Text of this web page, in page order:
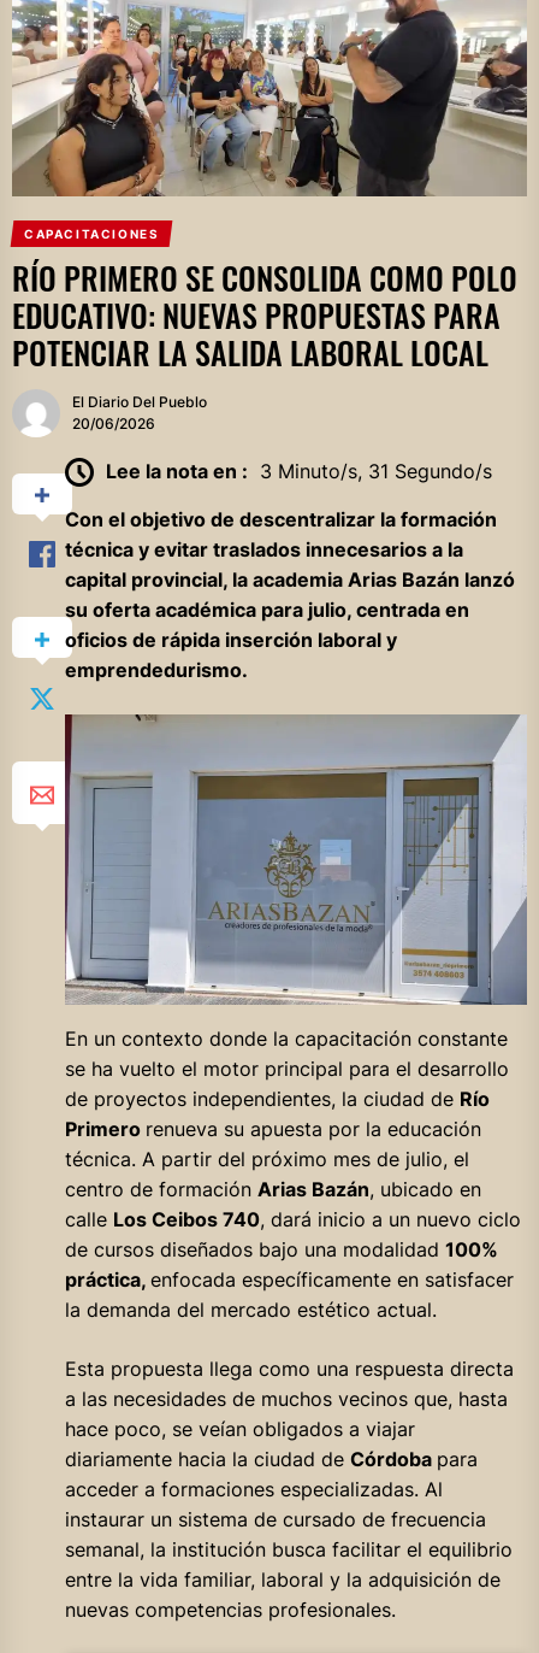
CAPACITACIONES
RÍO PRIMERO SE CONSOLIDA COMO POLO
EDUCATIVO: NUEVAS PROPUESTAS PARA
POTENCIAR LA SALIDA LABORAL LOCAL
El Diario Del Pueblo
20/06/2026
Lee la nota en : 3 Minuto/s, 31 Segundo/s
Con el objetivo de descentralizar la formación
técnica y evitar traslados innecesarios a la
capital provincial, la academia Arias Bazán lanzó
su oferta académica para julio, centrada en
oficios de rápida inserción laboral y
emprendedurismo.
En un contexto donde la capacitación constante
se ha vuelto el motor principal para el desarrollo
de proyectos independientes, la ciudad de Río
Primero renueva su apuesta por la educación
técnica. A partir del próximo mes de julio, el
centro de formación Arias Bazán, ubicado en
calle Los Ceibos 740, dará inicio a un nuevo ciclo
de cursos diseñados bajo una modalidad 100%
práctica, enfocada específicamente en satisfacer
la demanda del mercado estético actual.
Esta propuesta llega como una respuesta directa
a las necesidades de muchos vecinos que, hasta
hace poco, se veían obligados a viajar
diariamente hacia la ciudad de Córdoba para
acceder a formaciones especializadas. Al
instaurar un sistema de cursado de frecuencia
semanal, la institución busca facilitar el equilibrio
entre la vida familiar, laboral y la adquisición de
nuevas competencias profesionales.